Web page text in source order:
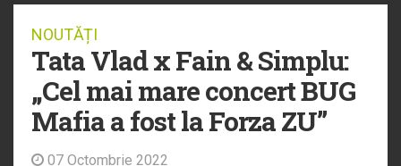
NOUTĂȚI
Tata Vlad x Fain & Simplu:
„Cel mai mare concert BUG
Mafia a fost la Forza ZU”
07 Octombrie 2022